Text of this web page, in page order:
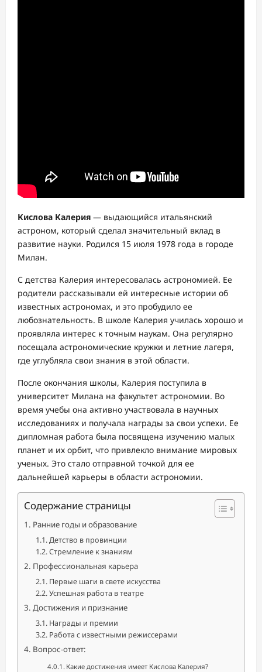
Кислова Калерия — выдающийся итальянский
астроном, который сделал значительный вклад в
развитие науки. Родился 15 июля 1978 года в городе
Милан.
С детства Калерия интересовалась астрономией. Ее
родители рассказывали ей интересные истории об
известных астрономах, и это пробудило ее
любознательность. В школе Калерия училась хорошо и
проявляла интерес к точным наукам. Она регулярно
посещала астрономические кружки и летние лагеря,
где углубляла свои знания в этой области.
После окончания школы, Калерия поступила в
университет Милана на факультет астрономии. Во
время учебы она активно участвовала в научных
исследованиях и получала награды за свои успехи. Ее
дипломная работа была посвящена изучению малых
планет и их орбит, что привлекло внимание мировых
ученых. Это стало отправной точкой для ее
дальнейшей карьеры в области астрономии.
Содержание страницы
Ранние годы и образование
Детство в провинции
Стремление к знаниям
Профессиональная карьера
Первые шаги в свете искусства
Успешная работа в театре
Достижения и признание
Награды и премии
Работа с известными режиссерами
Вопрос-ответ:
Какие достижения имеет Кислова Калерия?